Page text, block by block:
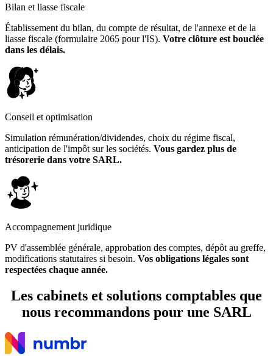
Bilan et liasse fiscale
Établissement du bilan, du compte de résultat, de l'annexe et de la
liasse fiscale (formulaire 2065 pour l'IS). Votre clôture est bouclée
dans les délais.
Conseil et optimisation
Simulation rémunération/dividendes, choix du régime fiscal,
anticipation de l'impôt sur les sociétés. Vous gardez plus de
trésorerie dans votre SARL.
Accompagnement juridique
PV d'assemblée générale, approbation des comptes, dépôt au greffe,
modifications statutaires si besoin. Vos obligations légales sont
respectées chaque année.
Les cabinets et solutions comptables que
nous recommandons pour une SARL